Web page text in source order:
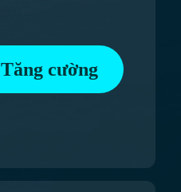
Tăng cường